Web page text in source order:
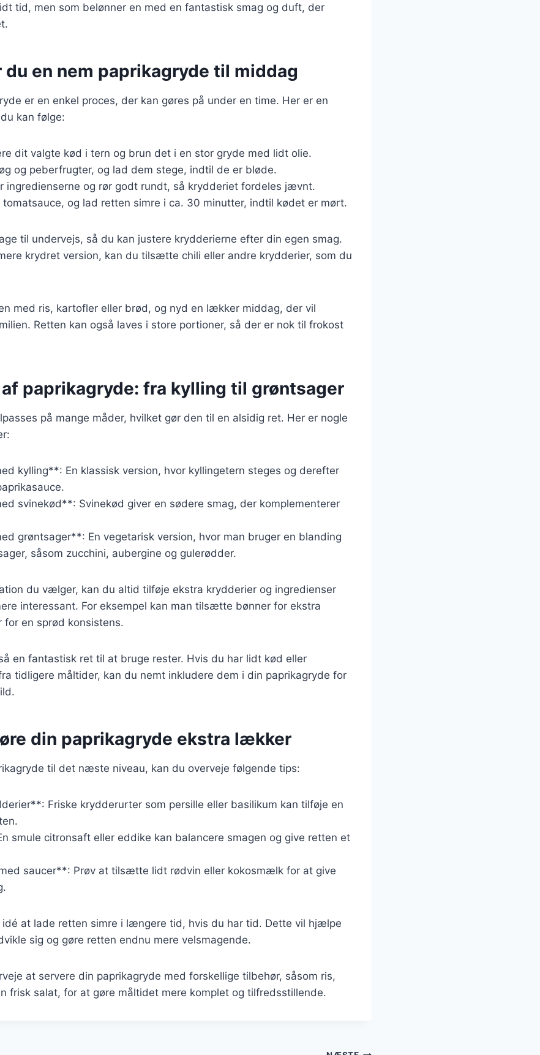
tid, men som belønner en med en fantastisk smag og duft, der
du en nem paprikagryde til middag
er en enkel proces, der kan gøres på under en time. Her er en
kan følge:
dit valgte kød i tern og brun det i en stor gryde med lidt olie.
og peberfrugter, og lad dem stege, indtil de er bløde.
ingredienserne og rør godt rundt, så krydderiet fordeles jævnt.
og lad retten simre i ca. 30 minutter, indtil kødet er mørt.
til undervejs, så du kan justere krydderierne efter din egen smag.
krydret version, kan du tilsætte chili eller andre krydderier, som du
med ris, kartofler eller brød, og nyd en lækker middag, der vil
Retten kan også laves i store portioner, så der er nok til frokost
paprikagryde: fra kylling til grøntsager
på mange måder, hvilket gør den til en alsidig ret. Her er nogle
kylling**: En klassisk version, hvor kyllingetern steges og derefter
svinekød**: Svinekød giver en sødere smag, der komplementerer
grøntsager**: En vegetarisk version, hvor man bruger en blanding
såsom zucchini, aubergine og gulerødder.
du vælger, kan du altid tilføje ekstra krydderier og ingredienser
interessant. For eksempel kan man tilsætte bønner for ekstra
for en sprød konsistens.
en fantastisk ret til at bruge rester. Hvis du har lidt kød eller
tidligere måltider, kan du nemt inkludere dem i din paprikagryde for
din paprikagryde ekstra lækker
til det næste niveau, kan du overveje følgende tips:
Friske krydderurter som persille eller basilikum kan tilføje en
smule citronsaft eller eddike kan balancere smagen og give retten et
saucer**: Prøv at tilsætte lidt rødvin eller kokosmælk for at give
idé at lade retten simre i længere tid, hvis du har tid. Dette vil hjælpe
sig og gøre retten endnu mere velsmagende.
at servere din paprikagryde med forskellige tilbehør, såsom ris,
frisk salat, for at gøre måltidet mere komplet og tilfredsstillende.